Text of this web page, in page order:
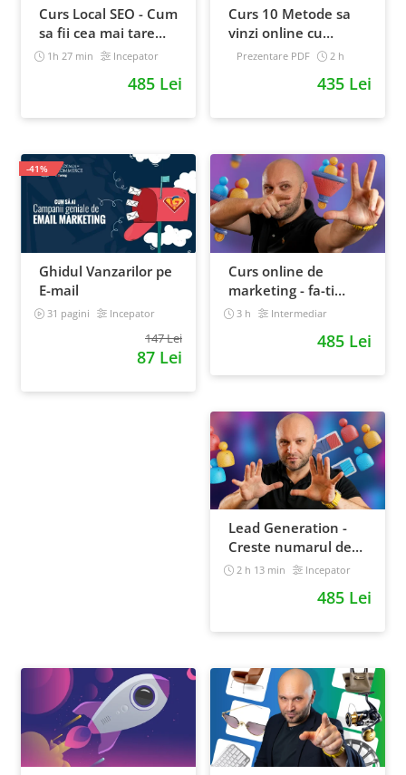
Curs Local SEO - Cum
sa fii cea mai tare
afacere din orasul
1h 27 min Incepator
485 Lei
Curs 10 Metode sa
vinzi online cu
Facebook
Prezentare PDF
2 h
435 Lei
Ghidul Vanzarilor pe
E-mail
31 pagini Incepator
147 Lei
87 Lei
-41%
Curs online de
marketing - fa-ti
propriul sales funnel
3 h Intermediar
485 Lei
Lead Generation -
Creste numarul de
contacte pentru
2 h 13 min Incepator
485 Lei